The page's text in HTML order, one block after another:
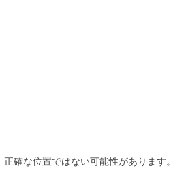
確な位置ではない可能性があります。